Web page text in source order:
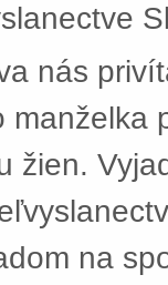
nás
žien.
na